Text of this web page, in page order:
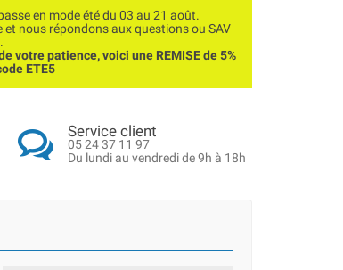
en mode été du 03 au 21 août.
et nous répondons aux questions ou SAV
votre patience, voici une REMISE de 5%
ETE5
Service client
05 24 37 11 97
Du lundi au vendredi de 9h à 18h